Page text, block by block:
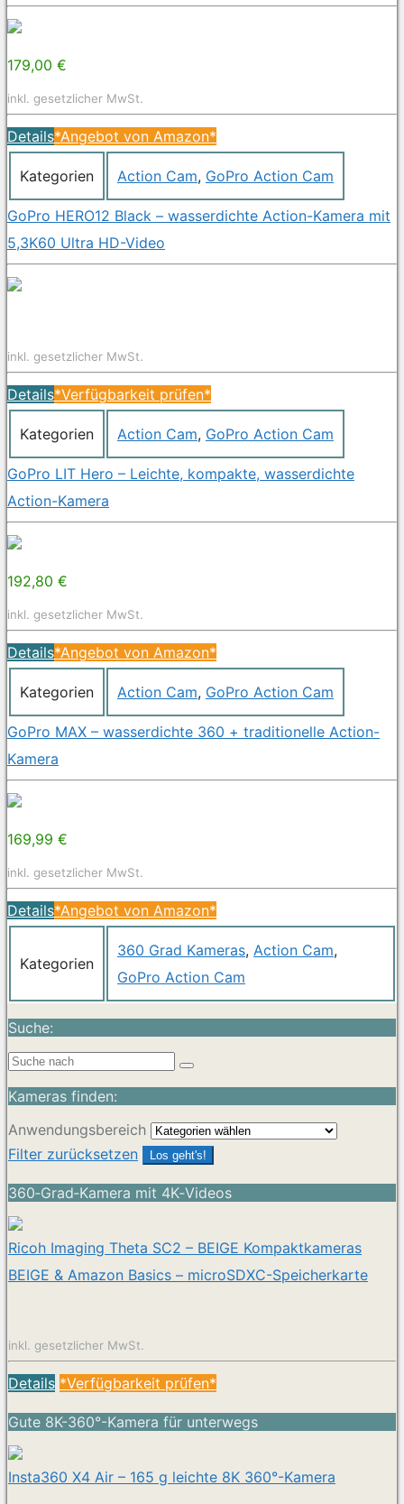
179,00 €
inkl. gesetzlicher MwSt.
Details*Angebot von Amazon*
Kategorien Action Cam, GoPro Action Cam
GoPro HERO12 Black – wasserdichte Action-Kamera mit
5,3K60 Ultra HD-Video
inkl. gesetzlicher MwSt.
Details*Verfügbarkeit prüfen*
Kategorien Action Cam, GoPro Action Cam
GoPro LIT Hero – Leichte, kompakte, wasserdichte
Action-Kamera
192,80 €
inkl. gesetzlicher MwSt.
Details*Angebot von Amazon*
Kategorien Action Cam, GoPro Action Cam
GoPro MAX – wasserdichte 360 ​​+ traditionelle Action-
Kamera
169,99 €
inkl. gesetzlicher MwSt.
Details*Angebot von Amazon*
Kategorien
360 Grad Kameras, Action Cam,
GoPro Action Cam
Suche:
Kameras finden:
Anwendungsbereich
Filter zurücksetzen
Los geht's!
360‑Grad‑Kamera mit 4K‑Videos
Ricoh Imaging Theta SC2 – BEIGE Kompaktkameras
BEIGE & Amazon Basics – microSDXC-Speicherkarte
inkl. gesetzlicher MwSt.
Details *Verfügbarkeit prüfen*
Gute 8K-360°-Kamera für unterwegs
Insta360 X4 Air – 165 g leichte 8K 360°-Kamera